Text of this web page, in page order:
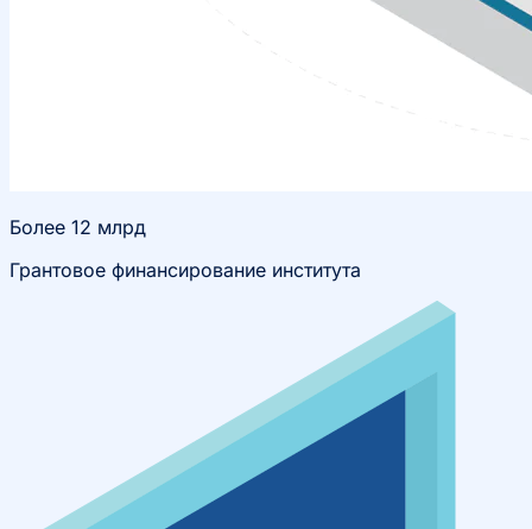
Более 12 млрд
Грантовое финансирование института